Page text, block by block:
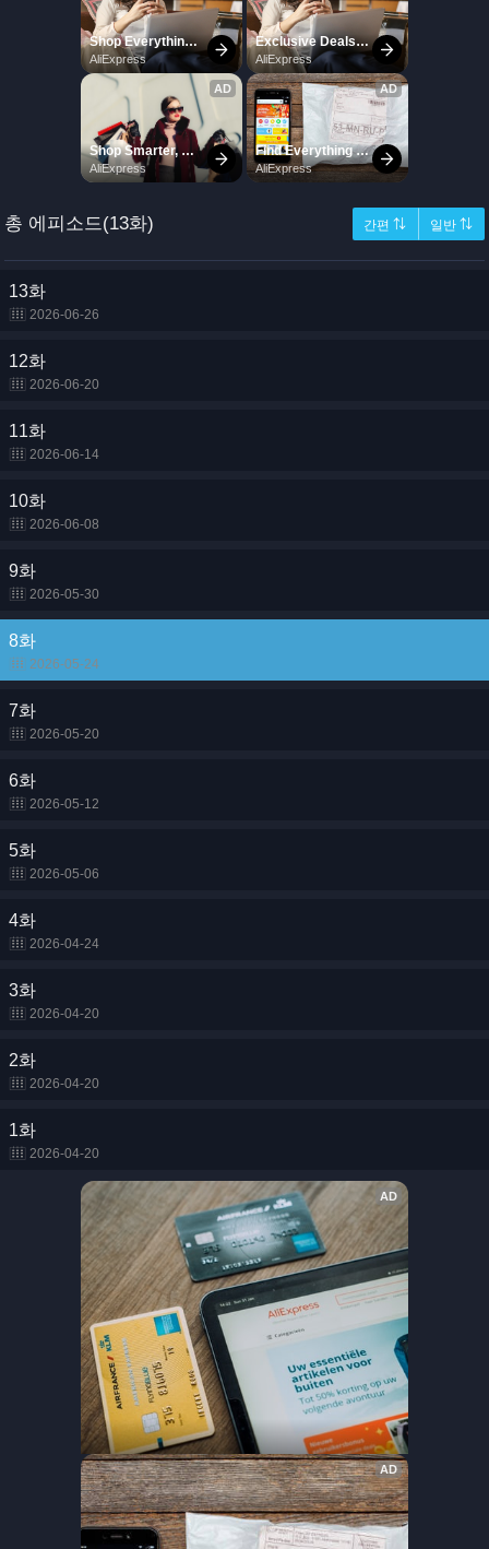
총 에피소드(13화) 간편 ⇅ 일반 ⇅
13화
2026-06-26
12화
2026-06-20
11화
2026-06-14
10화
2026-06-08
9화
2026-05-30
8화
2026-05-24
7화
2026-05-20
6화
2026-05-12
5화
2026-05-06
4화
2026-04-24
3화
2026-04-20
2화
2026-04-20
1화
2026-04-20